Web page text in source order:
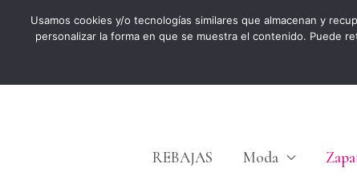
REBAJAS Moda
Usamos cookies y/o tecnologías similares que almacenan y
personalizar la forma en que se muestra el contenido. Puede